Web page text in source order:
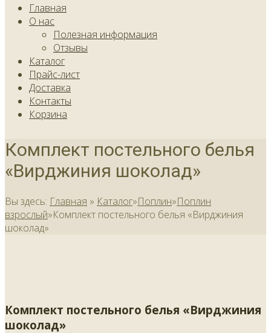
Главная
О нас
Полезная информация
Отзывы
Каталог
Прайс-лист
Доставка
Контакты
Корзина
Комплект постельного белья
«Вирджиния шоколад»
Вы здесь: Главная » Каталог»Поплин»Поплин
взрослый»Комплект постельного белья «Вирджиния
шоколад»
Комплект постельного белья «Вирджиния
шоколад»